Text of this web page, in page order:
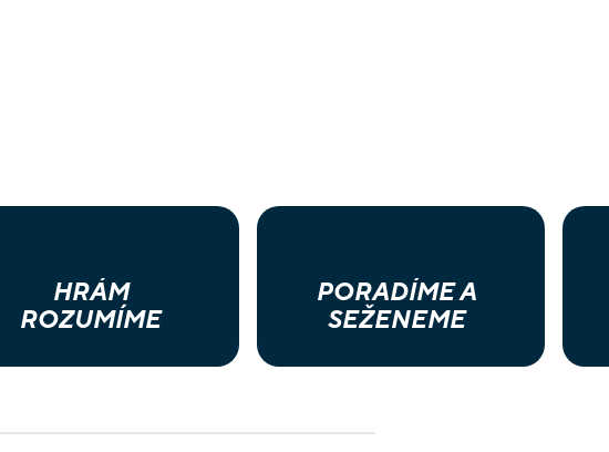
HRÁM
ROZUMÍME
PORADÍME A
SEŽENEME